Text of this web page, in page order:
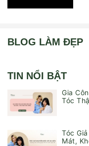
BLOG LÀM ĐẸP
TIN NỔI BẬT
Gia
Tóc
Tóc
Mát,